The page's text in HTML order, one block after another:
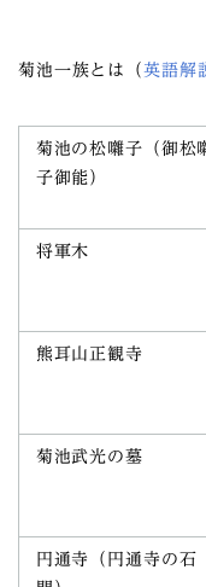
菊池一族とは（英語解
菊池の松囃子（御松
子御能）
将軍木
熊耳山正観寺
菊池武光の墓
円通寺（円通寺の石